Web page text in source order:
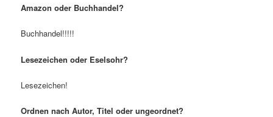
Amazon oder Buchhandel?
Buchhandel!!!!!
Lesezeichen oder Eselsohr?
Lesezeichen!
Ordnen nach Autor, Titel oder ungeordnet?